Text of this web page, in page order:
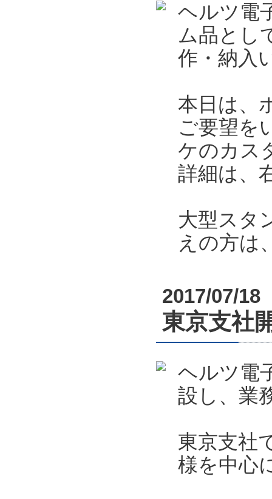
ヘルツ電
ム品とし
作・納入
本日は、
ご要望を
ケのカス
詳細は、
大型スタ
えの方は
2017/07/18
東京支社
ヘルツ電
設し、業
東京支社
様を中心